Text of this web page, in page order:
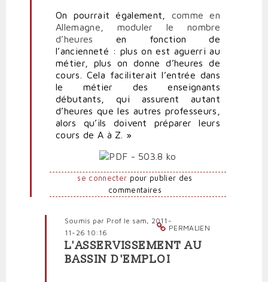
On pourrait également, comme en
Allemagne, moduler le nombre
d’heures en fonction de
l’ancienneté : plus on est aguerri au
métier, plus on donne d’heures de
cours. Cela faciliterait l’entrée dans
le métier des enseignants
débutants, qui assurent autant
d’heures que les autres professeurs,
alors qu’ils doivent préparer leurs
cours de A à Z. »
se connecter pour publier des
commentaires
PERMALIEN
Soumis par Prof le sam, 2011-
11-26 10:16
En
réponse
L'ASSERVISSEMENT AU
BASSIN D'EMPLOI